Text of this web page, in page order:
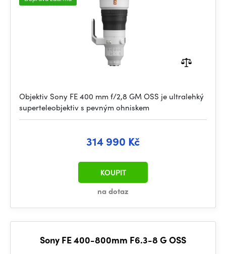
Objektiv Sony FE 400 mm f/2,8 GM OSS je ultralehký
superteleobjektiv s pevným ohniskem
314 990 Kč
na dotaz
KOUPIT
Sony FE 400-800mm F6.3-8 G OSS